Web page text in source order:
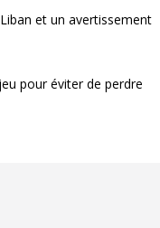
et un avertissement
pour éviter de perdre